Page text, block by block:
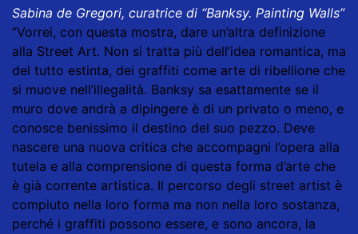
Sabina de Gregori, curatrice di “Banksy. Painting Walls”
“Vorrei, con questa mostra, dare un’altra definizione
alla Street Art. Non si tratta più dell’idea romantica, ma
del tutto estinta, dei graffiti come arte di ribellione che
si muove nell’illegalità. Banksy sa esattamente se il
muro dove andrà a dipingere è di un privato o meno, e
conosce benissimo il destino del suo pezzo. Deve
nascere una nuova critica che accompagni l’opera alla
tutela e alla comprensione di questa forma d’arte che
è già corrente artistica. Il percorso degli street artist è
compiuto nella loro forma ma non nella loro sostanza,
perché i graffiti possono essere, e sono ancora, la